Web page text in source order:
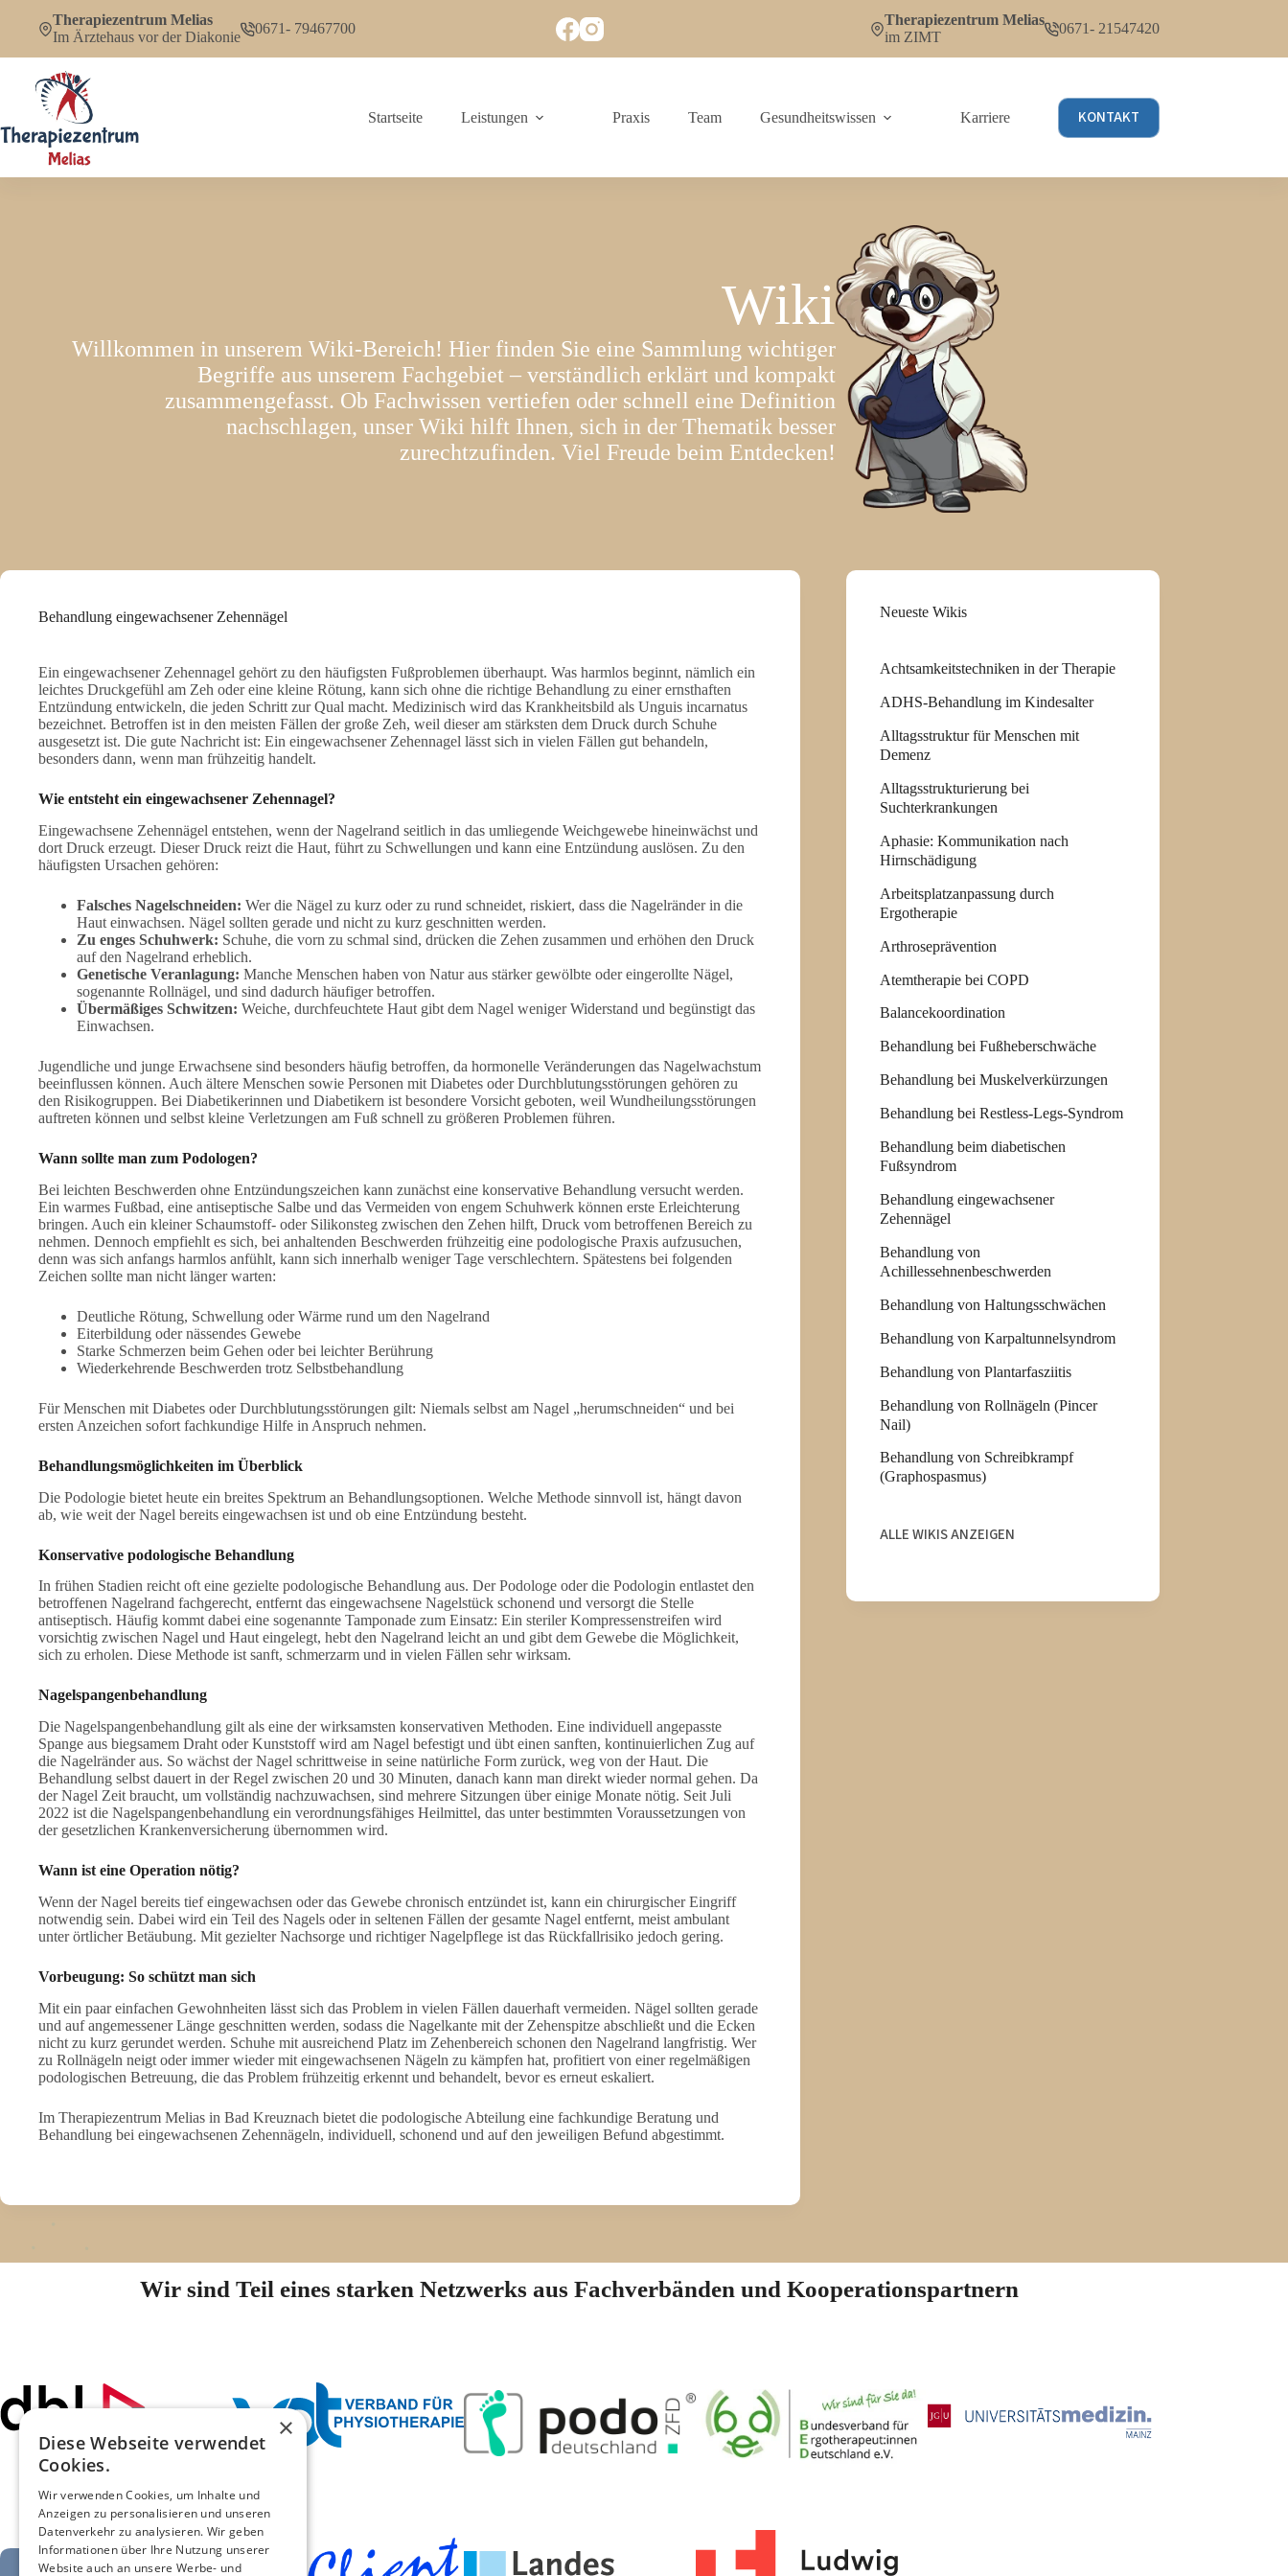
springen
Therapiezentrum Melias
Im Ärztehaus vor der Diakonie
0671- 79467700
Therapiezentrum Melias
im ZIMT
0671- 21547420
Startseite Leistungen Praxis Team Gesundheitswissen Karriere KONTAKT
Wiki
Willkommen in unserem Wiki-Bereich! Hier finden Sie eine Sammlung wichtiger
Begriffe aus unserem Fachgebiet – verständlich erklärt und kompakt
zusammengefasst. Ob Fachwissen vertiefen oder schnell eine Definition
nachschlagen, unser Wiki hilft Ihnen, sich in der Thematik besser
zurechtzufinden. Viel Freude beim Entdecken!
Behandlung eingewachsener Zehennägel
Ein eingewachsener Zehennagel gehört zu den häufigsten Fußproblemen überhaupt. Was harmlos beginnt, nämlich ein
leichtes Druckgefühl am Zeh oder eine kleine Rötung, kann sich ohne die richtige Behandlung zu einer ernsthaften
Entzündung entwickeln, die jeden Schritt zur Qual macht. Medizinisch wird das Krankheitsbild als Unguis incarnatus
bezeichnet. Betroffen ist in den meisten Fällen der große Zeh, weil dieser am stärksten dem Druck durch Schuhe
ausgesetzt ist. Die gute Nachricht ist: Ein eingewachsener Zehennagel lässt sich in vielen Fällen gut behandeln,
besonders dann, wenn man frühzeitig handelt.
Wie entsteht ein eingewachsener Zehennagel?
Eingewachsene Zehennägel entstehen, wenn der Nagelrand seitlich in das umliegende Weichgewebe hineinwächst und
dort Druck erzeugt. Dieser Druck reizt die Haut, führt zu Schwellungen und kann eine Entzündung auslösen. Zu den
häufigsten Ursachen gehören:
Falsches Nagelschneiden: Wer die Nägel zu kurz oder zu rund schneidet, riskiert, dass die Nagelränder in die
Haut einwachsen. Nägel sollten gerade und nicht zu kurz geschnitten werden.
Zu enges Schuhwerk: Schuhe, die vorn zu schmal sind, drücken die Zehen zusammen und erhöhen den Druck
auf den Nagelrand erheblich.
Genetische Veranlagung: Manche Menschen haben von Natur aus stärker gewölbte oder eingerollte Nägel,
sogenannte Rollnägel, und sind dadurch häufiger betroffen.
Übermäßiges Schwitzen: Weiche, durchfeuchtete Haut gibt dem Nagel weniger Widerstand und begünstigt das
Einwachsen.
Jugendliche und junge Erwachsene sind besonders häufig betroffen, da hormonelle Veränderungen das Nagelwachstum
beeinflussen können. Auch ältere Menschen sowie Personen mit Diabetes oder Durchblutungsstörungen gehören zu
den Risikogruppen. Bei Diabetikerinnen und Diabetikern ist besondere Vorsicht geboten, weil Wundheilungsstörungen
auftreten können und selbst kleine Verletzungen am Fuß schnell zu größeren Problemen führen.
Wann sollte man zum Podologen?
Bei leichten Beschwerden ohne Entzündungszeichen kann zunächst eine konservative Behandlung versucht werden.
Ein warmes Fußbad, eine antiseptische Salbe und das Vermeiden von engem Schuhwerk können erste Erleichterung
bringen. Auch ein kleiner Schaumstoff- oder Silikonsteg zwischen den Zehen hilft, Druck vom betroffenen Bereich zu
nehmen. Dennoch empfiehlt es sich, bei anhaltenden Beschwerden frühzeitig eine podologische Praxis aufzusuchen,
denn was sich anfangs harmlos anfühlt, kann sich innerhalb weniger Tage verschlechtern. Spätestens bei folgenden
Zeichen sollte man nicht länger warten:
Deutliche Rötung, Schwellung oder Wärme rund um den Nagelrand
Eiterbildung oder nässendes Gewebe
Starke Schmerzen beim Gehen oder bei leichter Berührung
Wiederkehrende Beschwerden trotz Selbstbehandlung
Für Menschen mit Diabetes oder Durchblutungsstörungen gilt: Niemals selbst am Nagel „herumschneiden“ und bei
ersten Anzeichen sofort fachkundige Hilfe in Anspruch nehmen.
Behandlungsmöglichkeiten im Überblick
Die Podologie bietet heute ein breites Spektrum an Behandlungsoptionen. Welche Methode sinnvoll ist, hängt davon
ab, wie weit der Nagel bereits eingewachsen ist und ob eine Entzündung besteht.
Konservative podologische Behandlung
In frühen Stadien reicht oft eine gezielte podologische Behandlung aus. Der Podologe oder die Podologin entlastet den
betroffenen Nagelrand fachgerecht, entfernt das eingewachsene Nagelstück schonend und versorgt die Stelle
antiseptisch. Häufig kommt dabei eine sogenannte Tamponade zum Einsatz: Ein steriler Kompressenstreifen wird
vorsichtig zwischen Nagel und Haut eingelegt, hebt den Nagelrand leicht an und gibt dem Gewebe die Möglichkeit,
sich zu erholen. Diese Methode ist sanft, schmerzarm und in vielen Fällen sehr wirksam.
Nagelspangenbehandlung
Die Nagelspangenbehandlung gilt als eine der wirksamsten konservativen Methoden. Eine individuell angepasste
Spange aus biegsamem Draht oder Kunststoff wird am Nagel befestigt und übt einen sanften, kontinuierlichen Zug auf
die Nagelränder aus. So wächst der Nagel schrittweise in seine natürliche Form zurück, weg von der Haut. Die
Behandlung selbst dauert in der Regel zwischen 20 und 30 Minuten, danach kann man direkt wieder normal gehen. Da
der Nagel Zeit braucht, um vollständig nachzuwachsen, sind mehrere Sitzungen über einige Monate nötig. Seit Juli
2022 ist die Nagelspangenbehandlung ein verordnungsfähiges Heilmittel, das unter bestimmten Voraussetzungen von
der gesetzlichen Krankenversicherung übernommen wird.
Wann ist eine Operation nötig?
Wenn der Nagel bereits tief eingewachsen oder das Gewebe chronisch entzündet ist, kann ein chirurgischer Eingriff
notwendig sein. Dabei wird ein Teil des Nagels oder in seltenen Fällen der gesamte Nagel entfernt, meist ambulant
unter örtlicher Betäubung. Mit gezielter Nachsorge und richtiger Nagelpflege ist das Rückfallrisiko jedoch gering.
Vorbeugung: So schützt man sich
Mit ein paar einfachen Gewohnheiten lässt sich das Problem in vielen Fällen dauerhaft vermeiden. Nägel sollten gerade
und auf angemessener Länge geschnitten werden, sodass die Nagelkante mit der Zehenspitze abschließt und die Ecken
nicht zu kurz gerundet werden. Schuhe mit ausreichend Platz im Zehenbereich schonen den Nagelrand langfristig. Wer
zu Rollnägeln neigt oder immer wieder mit eingewachsenen Nägeln zu kämpfen hat, profitiert von einer regelmäßigen
podologischen Betreuung, die das Problem frühzeitig erkennt und behandelt, bevor es erneut eskaliert.
Im Therapiezentrum Melias in Bad Kreuznach bietet die podologische Abteilung eine fachkundige Beratung und
Behandlung bei eingewachsenen Zehennägeln, individuell, schonend und auf den jeweiligen Befund abgestimmt.
Neueste Wikis
Achtsamkeitstechniken in der Therapie
ADHS-Behandlung im Kindesalter
Alltagsstruktur für Menschen mit
Demenz
Alltagsstrukturierung bei
Suchterkrankungen
Aphasie: Kommunikation nach
Hirnschädigung
Arbeitsplatzanpassung durch
Ergotherapie
Arthroseprävention
Atemtherapie bei COPD
Balancekoordination
Behandlung bei Fußheberschwäche
Behandlung bei Muskelverkürzungen
Behandlung bei Restless-Legs-Syndrom
Behandlung beim diabetischen
Fußsyndrom
Behandlung eingewachsener
Zehennägel
Behandlung von
Achillessehnenbeschwerden
Behandlung von Haltungsschwächen
Behandlung von Karpaltunnelsyndrom
Behandlung von Plantarfasziitis
Behandlung von Rollnägeln (Pincer
Nail)
Behandlung von Schreibkrampf
(Graphospasmus)
ALLE WIKIS ANZEIGEN
Wir sind Teil eines starken Netzwerks aus Fachverbänden und Kooperationspartnern
×
Diese Webseite verwendet
Cookies.
Wir verwenden Cookies, um Inhalte und
Anzeigen zu personalisieren und unseren
Datenverkehr zu analysieren. Wir geben
Informationen über Ihre Nutzung unserer
Website auch an unsere Werbe- und